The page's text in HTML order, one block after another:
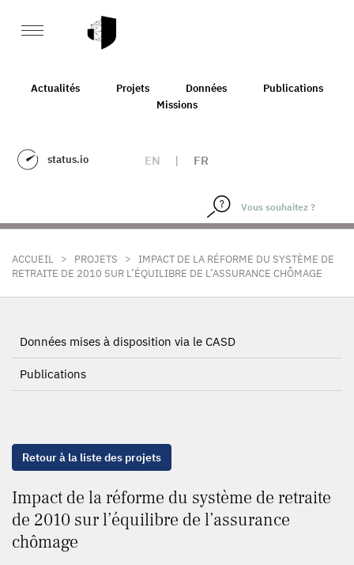
Actualités Projets Données
Publications
Missions
status.io EN | FR
ACCUEIL > PROJETS > IMPACT DE LA RÉFORME DU SYSTÈME DE
RETRAITE DE 2010 SUR L’ÉQUILIBRE DE L’ASSURANCE CHÔMAGE
Données mises à disposition via le CASD
Publications
Retour à la liste des projets
Impact de la réforme du système de retraite
de 2010 sur l’équilibre de l’assurance
chômage